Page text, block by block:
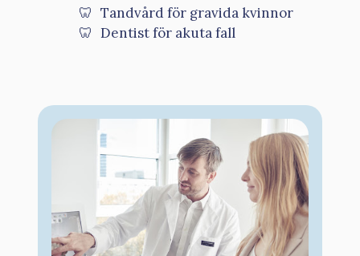
Tandvård för gravida kvinnor
Dentist för akuta fall